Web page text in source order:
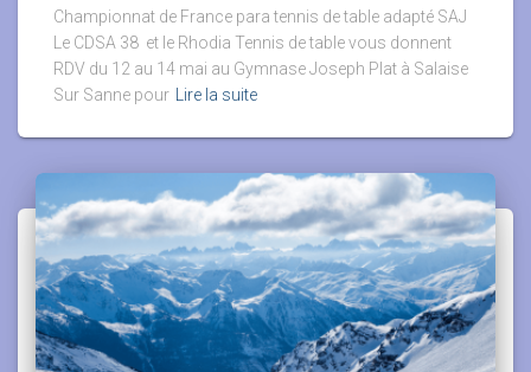
Championnat de France para tennis de table adapté SAJ
Le CDSA 38 et le Rhodia Tennis de table vous donnent
RDV du 12 au 14 mai au Gymnase Joseph Plat à Salaise
Sur Sanne pour Lire la suite